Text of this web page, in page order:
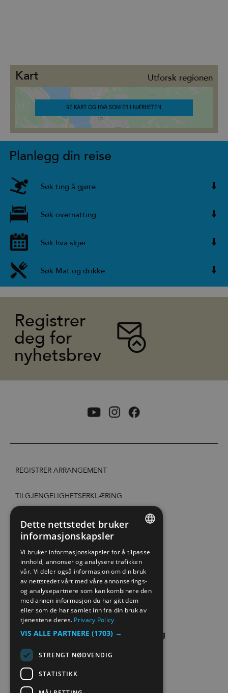
Kart Utforsk regionen
SE KART OG HVA SOM ER I NÆRHETEN
Planlegg din reise
Søk ting å gjøre
Søk overnatting
Søk hva skjer
Søk Mat og drikke
Registrer
deg for
nyhetsbrev
REGISTRER ARRANGEMENT
TILGJENGELIGHETSERKLÆRING
PERSONVERN & COOKIES
EXTRANET
KONTAKT OSS
NORWEGIAN
GERMAN
Dette nettstedet bruker
informasjonskapsler
Vi bruker informasjonskapsler for å tilpasse
innhold, annonser og analysere trafikken
vår. Vi deler også informasjon om din bruk
av nettstedet vårt med våre annonserings-
og analysepartnere som kan kombinere den
med annen informasjon du har gitt dem
eller som de har samlet inn fra din bruk av
tjenestene deres. Privacy Policy
VIS ALLE PARTNERE (1703) →
STRENGT NØDVENDIG
STATISTIKK